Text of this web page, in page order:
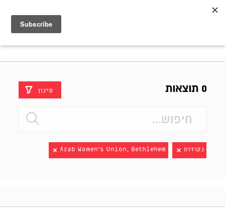
0 תוצאות סינון
נקודות Arab Women's Union, Bethlehem